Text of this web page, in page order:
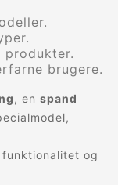
produkter.
brugere.
, en spand
og